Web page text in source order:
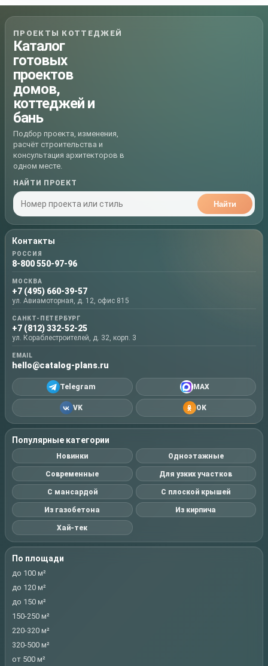
ПРОЕКТЫ КОТТЕДЖЕЙ
Каталог
готовых
проектов
домов,
коттеджей и
бань
Подбор проекта, изменения,
расчёт строительства и
консультация архитекторов в
одном месте.
НАЙТИ ПРОЕКТ
Найти
Контакты
РОССИЯ
8-800 550-97-96
МОСКВА
+7 (495) 660-39-57
ул. Авиамоторная, д. 12, офис 815
САНКТ-ПЕТЕРБУРГ
+7 (812) 332-52-25
ул. Кораблестроителей, д. 32, корп. 3
EMAIL
hello@catalog-plans.ru
Telegram MAX
VK OK
Популярные категории
Новинки Одноэтажные
Современные Для узких участков
С мансардой С плоской крышей
Из газобетона Из кирпича
Хай-тек
По площади
до 100 м²
до 120 м²
до 150 м²
150-250 м²
220-320 м²
320-500 м²
от 500 м²